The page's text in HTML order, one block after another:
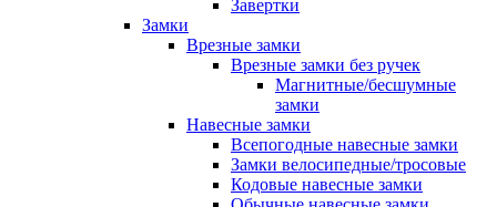
Завертки
Замки
Врезные замки
Врезные замки без ручек
Магнитные/бесшумные
замки
Навесные замки
Всепогодные навесные замки
Замки велосипедные/тросовые
Кодовые навесные замки